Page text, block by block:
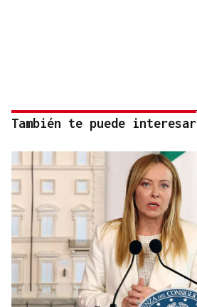
También te puede interesar